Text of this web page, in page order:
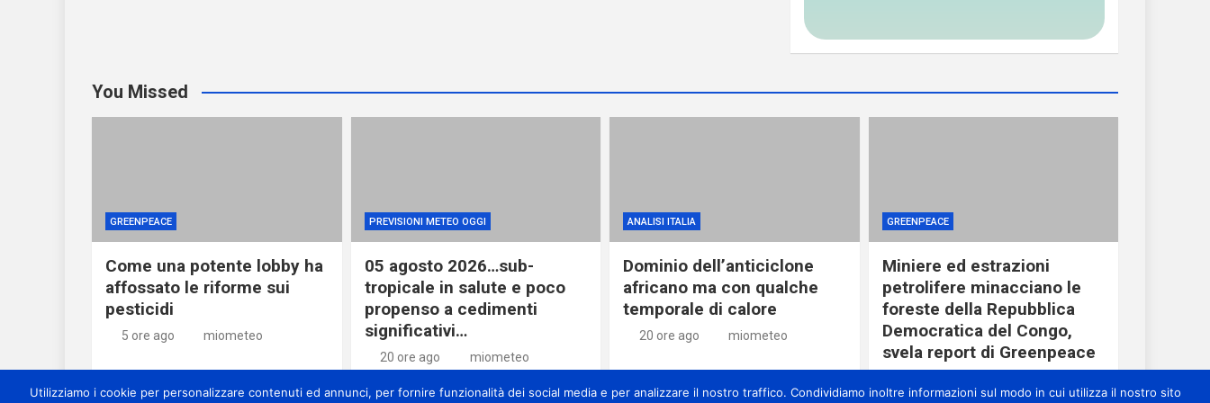
You Missed
GREENPEACE
Come una potente lobby ha
affossato le riforme sui
pesticidi
5 ore ago miometeo
PREVISIONI METEO OGGI
05 agosto 2026…sub-
tropicale in salute e poco
propenso a cedimenti
significativi…
20 ore ago miometeo
ANALISI ITALIA
Dominio dell’anticiclone
africano ma con qualche
temporale di calore
20 ore ago miometeo
GREENPEACE
Miniere ed estrazioni
petrolifere minacciano le
foreste della Repubblica
Democratica del Congo,
svela report di Greenpeace
Utilizziamo i cookie per personalizzare contenuti ed annunci, per fornire funzionalità dei social media e per analizzare il nostro traffico. Condividiamo inoltre informazioni sul modo in cui utilizza il nostro sito